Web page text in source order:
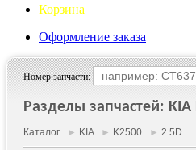
Корзина
Оформление заказа
Номер запчасти:
Разделы запчастей:
Каталог ► KIA► K2500 ► 2.5D